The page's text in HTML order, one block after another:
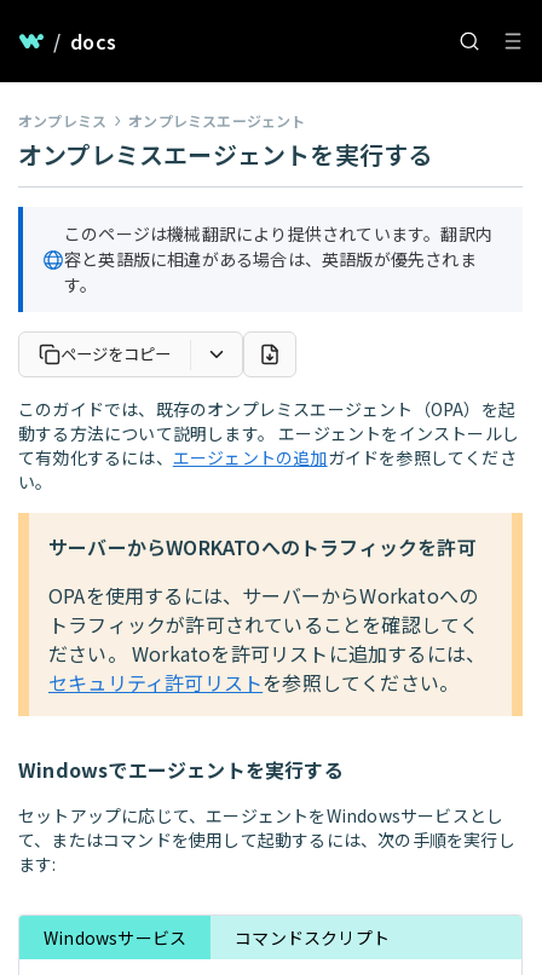
/ docs
オンプレミス オンプレミスエージェント
オンプレミスエージェントを実行する
このページは機械翻訳により提供されています。翻訳内
容と英語版に相違がある場合は、英語版が優先されま
す。
ページをコピー
このガイドでは、既存のオンプレミスエージェント（OPA）を起
動する方法について説明します。 エージェントをインストールし
て有効化するには、 エージェントの追加ガイドを参照してくださ
い。
サーバーからWORKATOへのトラフィックを許可
OPAを使用するには、サーバーからWorkatoへの
トラフィックが許可されていることを確認してく
ださい。 Workatoを許可リストに追加するには、
セキュリティ許可リストを参照してください。
Windowsでエージェントを実行する
セットアップに応じて、エージェントをWindowsサービスとし
て、またはコマンドを使用して起動するには、次の手順を実行し
ます:
Windowsサービス コマンドスクリプト